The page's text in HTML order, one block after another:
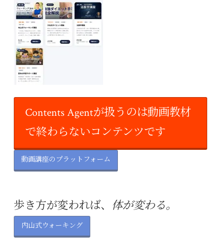
Contents Agentが扱うのは動画教材
で終わらないコンテンツです
動画講座のプラットフォーム
歩き方が変われば、 体が変わる。
内山式ウォーキング